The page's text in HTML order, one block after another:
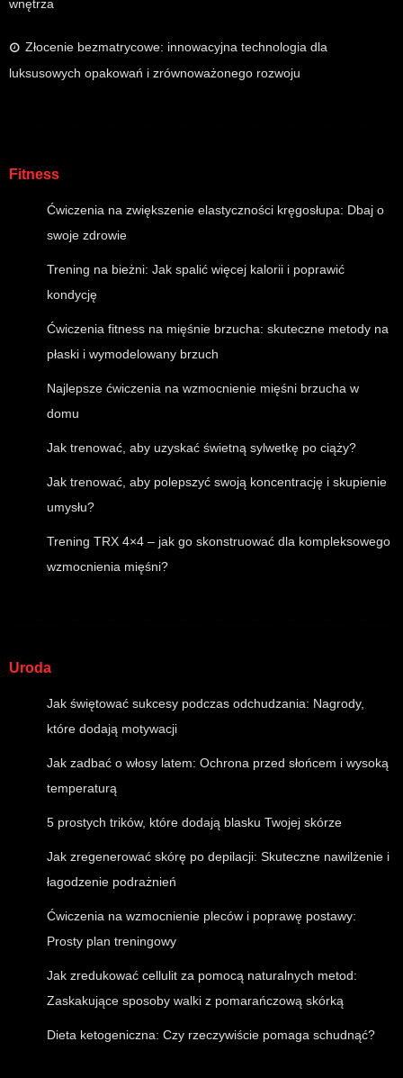
wnętrza
Złocenie bezmatrycowe: innowacyjna technologia dla
luksusowych opakowań i zrównoważonego rozwoju
Fitness
Ćwiczenia na zwiększenie elastyczności kręgosłupa: Dbaj o
swoje zdrowie
Trening na bieżni: Jak spalić więcej kalorii i poprawić
kondycję
Ćwiczenia fitness na mięśnie brzucha: skuteczne metody na
płaski i wymodelowany brzuch
Najlepsze ćwiczenia na wzmocnienie mięśni brzucha w
domu
Jak trenować, aby uzyskać świetną sylwetkę po ciąży?
Jak trenować, aby polepszyć swoją koncentrację i skupienie
umysłu?
Trening TRX 4×4 – jak go skonstruować dla kompleksowego
wzmocnienia mięśni?
Uroda
Jak świętować sukcesy podczas odchudzania: Nagrody,
które dodają motywacji
Jak zadbać o włosy latem: Ochrona przed słońcem i wysoką
temperaturą
5 prostych trików, które dodają blasku Twojej skórze
Jak zregenerować skórę po depilacji: Skuteczne nawilżenie i
łagodzenie podrażnień
Ćwiczenia na wzmocnienie pleców i poprawę postawy:
Prosty plan treningowy
Jak zredukować cellulit za pomocą naturalnych metod:
Zaskakujące sposoby walki z pomarańczową skórką
Dieta ketogeniczna: Czy rzeczywiście pomaga schudnąć?